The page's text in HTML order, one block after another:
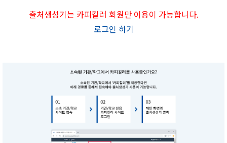
출처생성기는 카피킬러 회원만 이용이 가능합니다.
로그인 하기